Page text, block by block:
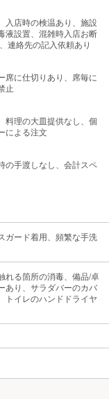
入店時の検温あり、施設
液設置、混雑時入店お断
連絡先の記入依頼あり
席に仕切りあり、席毎に
止
料理の大皿提供なし、個
による注文
の手渡しなし、会計スペ
ガード着用、頻繁な手洗
れる箇所の消毒、備品/卓
あり、サラダバーのカバ
トイレのハンドドライヤ